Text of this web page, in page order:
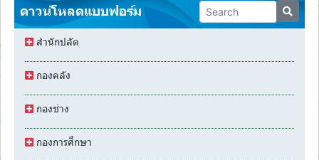
ดาวน์โหลดแบบฟอร์ม
สํานักปลัด
กองคลัง
กองช่าง
กองการศึกษา